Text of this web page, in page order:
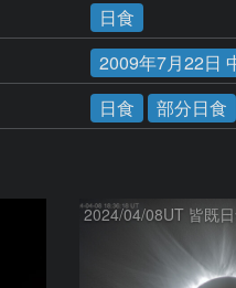
日食
2009年7月22日
日食 部分日食